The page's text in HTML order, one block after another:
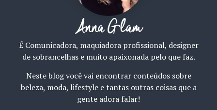
Anna Glam
É Comunicadora, maquiadora profissional, designer
de sobrancelhas e muito apaixonada pelo que faz.
Neste blog você vai encontrar conteúdos sobre
beleza, moda, lifestyle e tantas outras coisas que a
gente adora falar!